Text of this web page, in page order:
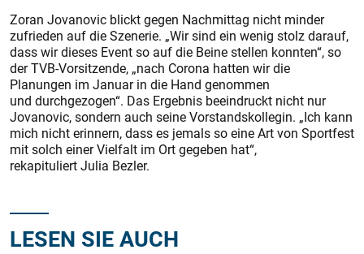
Zoran Jovanovic blickt gegen Nachmittag nicht minder
zufrieden auf die Szenerie. „Wir sind ein wenig stolz darauf,
dass wir dieses Event so auf die Beine stellen konnten“, so
der TVB-Vorsitzende, „nach Corona hatten wir die
Planungen im Januar in die Hand genommen
und durchgezogen“. Das Ergebnis beeindruckt nicht nur
Jovanovic, sondern auch seine Vorstandskollegin. „Ich kann
mich nicht erinnern, dass es jemals so eine Art von Sportfest
mit solch einer Vielfalt im Ort gegeben hat“,
rekapituliert Julia Bezler.
LESEN SIE AUCH